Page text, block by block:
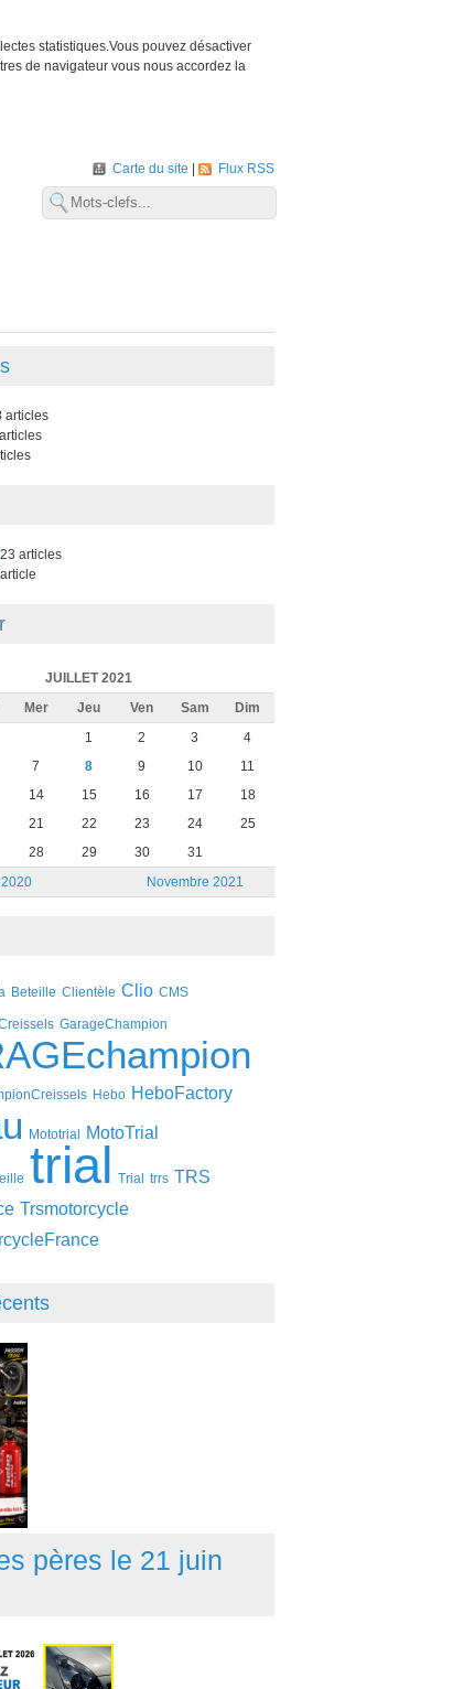
statistiques.Vous pouvez désactiver
de navigateur vous nous accordez la
Carte du site Flux RSS
articles
23 articles
JUILLET 2021
Mer Jeu Ven Sam Dim
Novembre 2021
1 2 3
4
7 8 9 10
11
14 15 16 17
18
21 22 23 24
25
28 29 30 31
Beteille Clientèle Clio CMS
GarageChampion
Hebo HeboFactory
Mototrial MotoTrial
trial Trial trrs TRS
Trsmotorcycle
pères le 21 juin